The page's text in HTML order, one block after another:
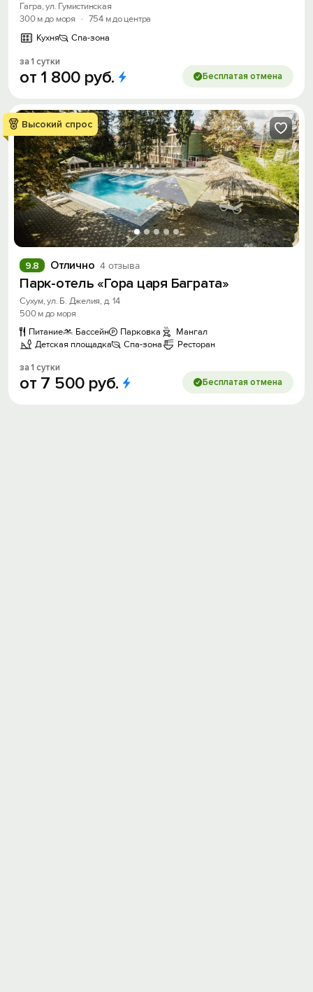
Гагра, ул. Гумистинская
300 м до моря
· 754 м до центра
Кухня
Спа-зона
за 1 сутки
от 1 800 руб. Бесплатая отмена
Высокий спрос
Отлично 4 отзыва
9.8
Парк-отель «Гора царя Баграта»
Сухум, ул. Б. Джелия, д. 14
500 м до моря
Питание
Бассейн Парковка
Мангал
Детская площадка
Спа-зона Ресторан
за 1 сутки
от 7 500 руб. Бесплатая отмена